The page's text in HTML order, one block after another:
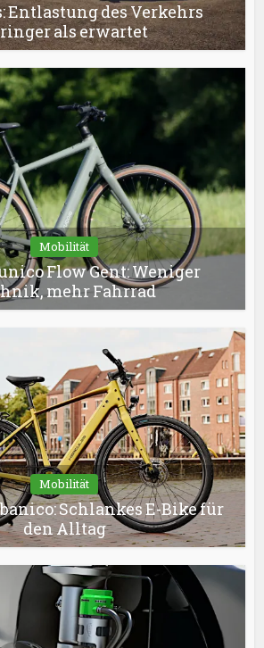
Entlastung des Verkehrs
als erwartet
Mobilität
Flow Gent: Weniger
mehr Fahrrad
Mobilität
Schlankes E-Bike für
den Alltag